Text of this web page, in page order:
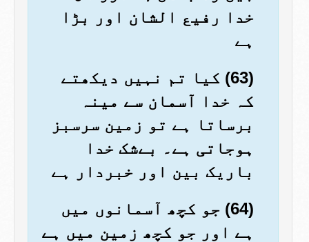
خدا رفیع الشان اور بڑا
ہے
(63) کیا تم نہیں دیکھتے
کہ خدا آسمان سے مینہ
برساتا ہے تو زمین سرسبز
ہوجاتی ہے۔ بےشک خدا
باریک بین اور خبردار ہے
(64) جو کچھ آسمانوں میں
ہے اور جو کچھ زمین میں ہے